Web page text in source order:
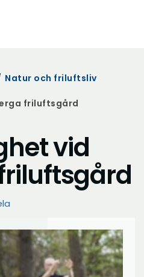
Natur och friluftsliv
friluftsgård
vid